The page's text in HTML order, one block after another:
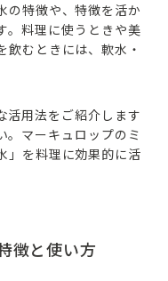
の特徴や、特徴を活か
。料理に使うときや美
むときには、軟水・
活用法をご紹介します
。マーキュロップのミ
」を料理に効果的に活
徴と使い方